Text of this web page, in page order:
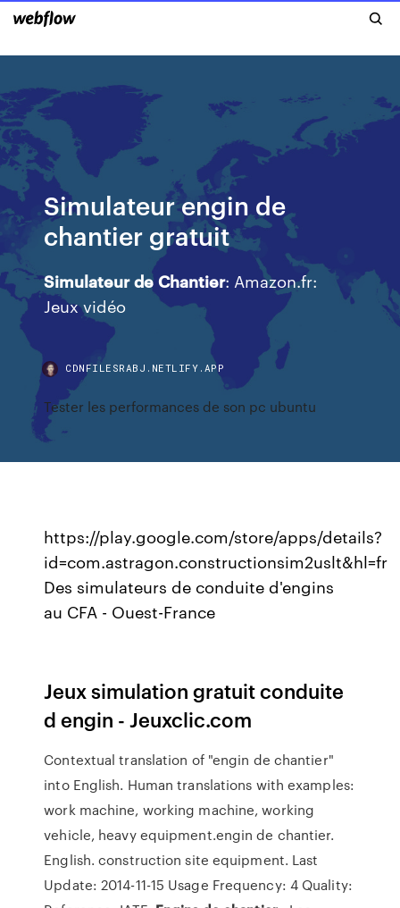
Simulateur engin de
chantier gratuit
Simulateur de Chantier: Amazon.fr:
Jeux vidéo
CDNFILESRABJ.NETLIFY.APP
Tester les performances de son pc ubuntu
https://play.google.com/store/apps/details?
id=com.astragon.constructionsim2uslt&hl=fr
Des simulateurs de conduite d'engins
au CFA - Ouest-France
Jeux simulation gratuit conduite
d engin - Jeuxclic.com
Contextual translation of "engin de chantier"
into English. Human translations with examples:
work machine, working machine, working
vehicle, heavy equipment.engin de chantier.
English. construction site equipment. Last
Update: 2014-11-15 Usage Frequency: 4 Quality: